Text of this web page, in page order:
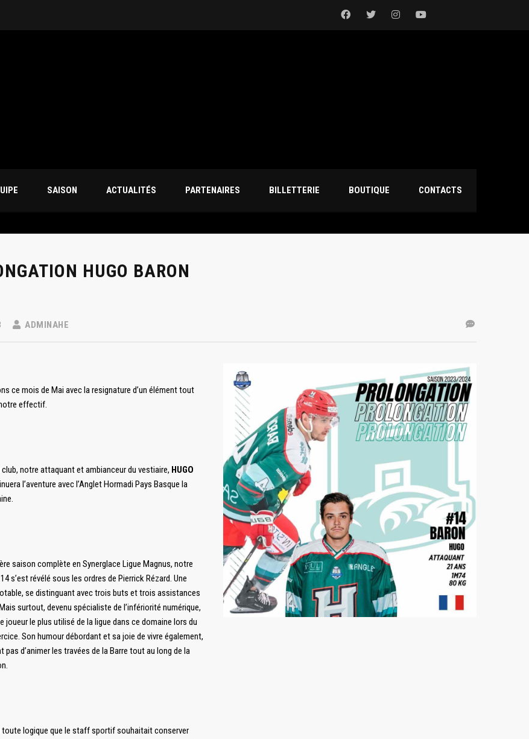
SAISON ACTUALITÉS PARTENAIRES BILLETTERIE BOUTIQUE CONTACTS
HUGO BARON
ADMINAHE
ce mois de Mai avec la resignature d’un élément tout
effectif.
notre attaquant et ambianceur du vestiaire, HUGO
l’aventure avec l’Anglet Hormadi Pays Basque la
saison complète en Synerglace Ligue Magnus, notre
s’est révélé sous les ordres de Pierrick Rézard. Une
se distinguant avec trois buts et trois assistances
surtout, devenu spécialiste de l’infériorité numérique,
joueur le plus utilisé de la ligue dans ce domaine lors du
Son humour débordant et sa joie de vivre également,
pas d’animer les travées de la Barre tout au long de la
toute logique que le staff sportif souhaitait conserver